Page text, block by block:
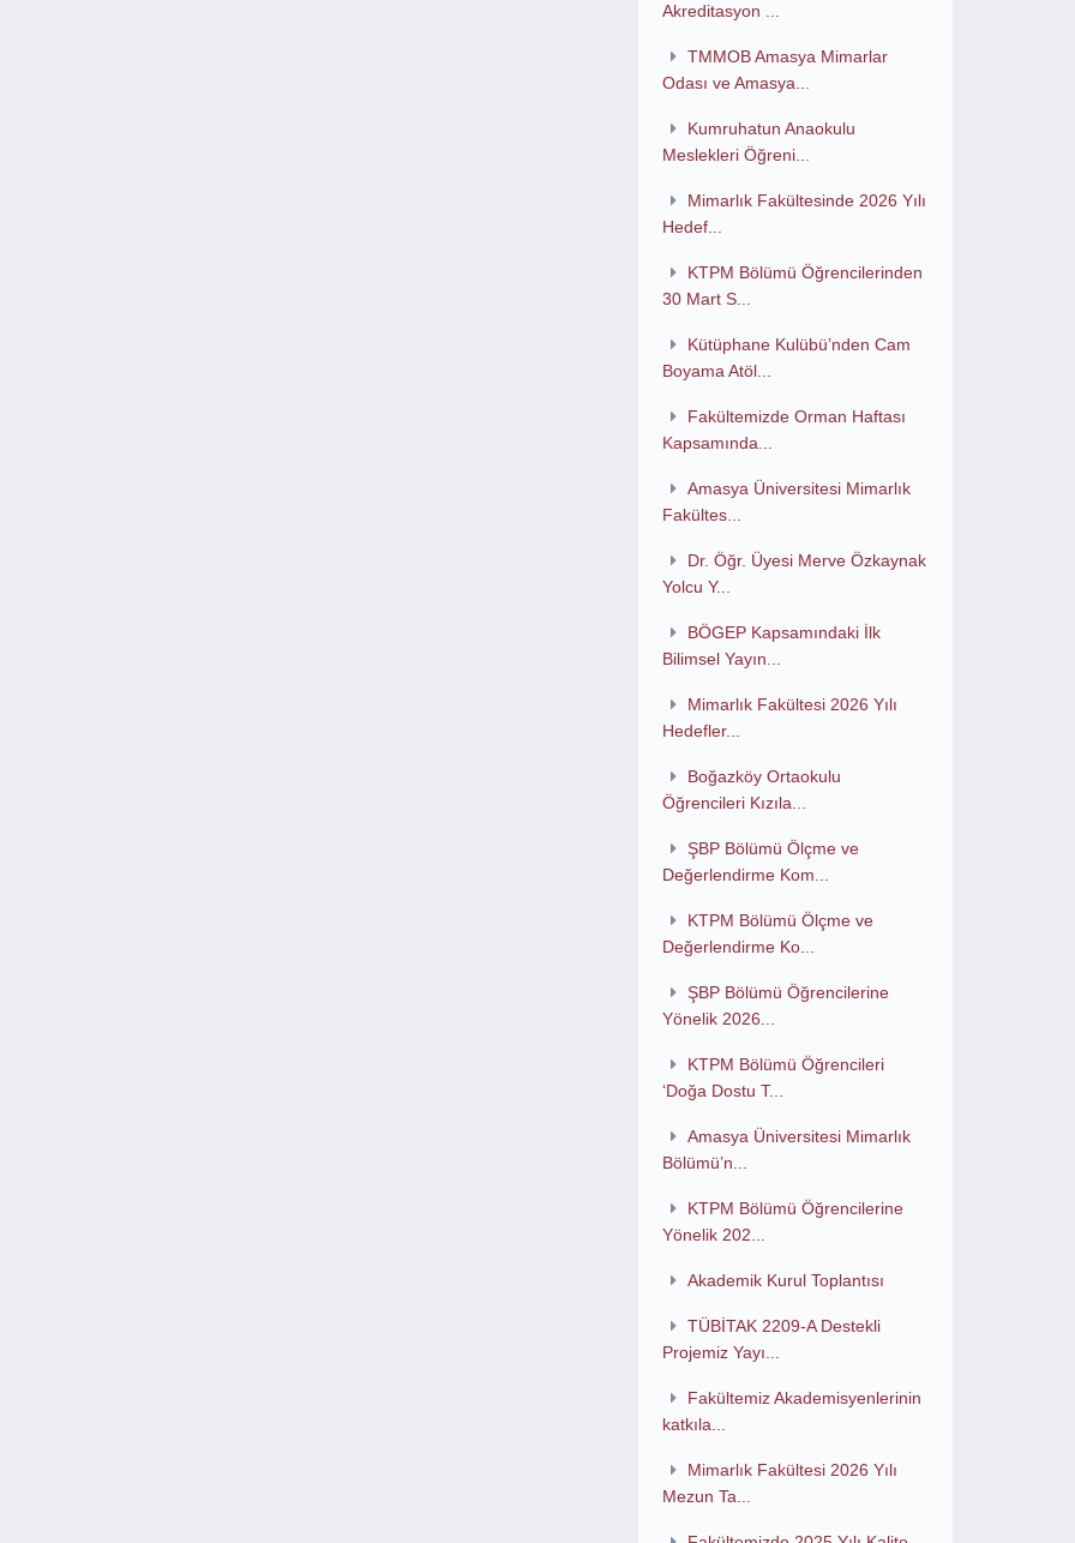
Akreditasyon ...
TMMOB Amasya Mimarlar
Odası ve Amasya...
Kumruhatun Anaokulu
Meslekleri Öğreni...
Mimarlık Fakültesinde 2026 Yılı
Hedef...
KTPM Bölümü Öğrencilerinden
30 Mart S...
Kütüphane Kulübü’nden Cam
Boyama Atöl...
Fakültemizde Orman Haftası
Kapsamında...
Amasya Üniversitesi Mimarlık
Fakültes...
Dr. Öğr. Üyesi Merve Özkaynak
Yolcu Y...
BÖGEP Kapsamındaki İlk
Bilimsel Yayın...
Mimarlık Fakültesi 2026 Yılı
Hedefler...
Boğazköy Ortaokulu
Öğrencileri Kızıla...
ŞBP Bölümü Ölçme ve
Değerlendirme Kom...
KTPM Bölümü Ölçme ve
Değerlendirme Ko...
ŞBP Bölümü Öğrencilerine
Yönelik 2026...
KTPM Bölümü Öğrencileri
‘Doğa Dostu T...
Amasya Üniversitesi Mimarlık
Bölümü’n...
KTPM Bölümü Öğrencilerine
Yönelik 202...
Akademik Kurul Toplantısı
TÜBİTAK 2209-A Destekli
Projemiz Yayı...
Fakültemiz Akademisyenlerinin
katkıla...
Mimarlık Fakültesi 2026 Yılı
Mezun Ta...